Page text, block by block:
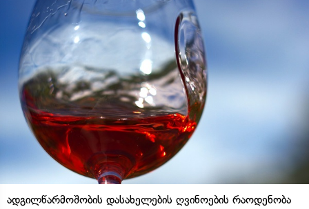
ადგილწარმოშობის დასახელების ღვინოების რაოდენობა